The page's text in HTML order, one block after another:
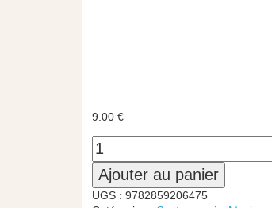
9.00 €
Ajouter au panier
UGS : 9782859206475